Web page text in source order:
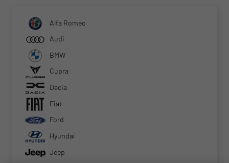
Alfa Romeo
Audi
BMW
Cupra
Dacia
Fiat
Ford
Hyundai
Jeep